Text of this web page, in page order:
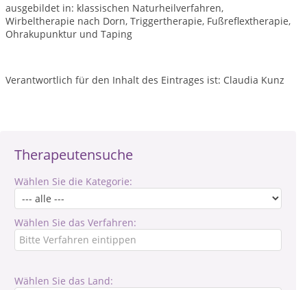
Therapeutensuche
Wählen Sie die Kategorie:
Wählen Sie das Verfahren:
Wählen Sie das Land:
ausgebildet in: klassischen Naturheilverfahren,
Wirbeltherapie nach Dorn, Triggertherapie, Fußreflextherapie,
Ohrakupunktur und Taping
Verantwortlich für den Inhalt des Eintrages ist: Claudia Kunz